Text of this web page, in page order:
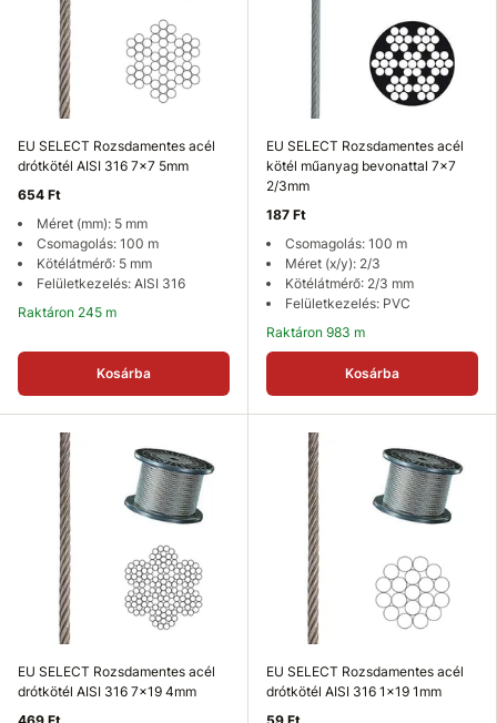
EU SELECT Rozsdamentes acél
drótkötél AISI 316 7x7 5mm
654 Ft
Méret (mm): 5 mm
Csomagolás: 100 m
Kötélátmérő: 5 mm
Felületkezelés: AISI 316
Raktáron 245 m
Kosárba
EU SELECT Rozsdamentes acél
kötél műanyag bevonattal 7x7
2/3mm
187 Ft
Csomagolás: 100 m
Méret (x/y): 2/3
Kötélátmérő: 2/3 mm
Felületkezelés: PVC
Raktáron 983 m
Kosárba
EU SELECT Rozsdamentes acél
drótkötél AISI 316 7x19 4mm
EU SELECT Rozsdamentes acél
drótkötél AISI 316 1x19 1mm